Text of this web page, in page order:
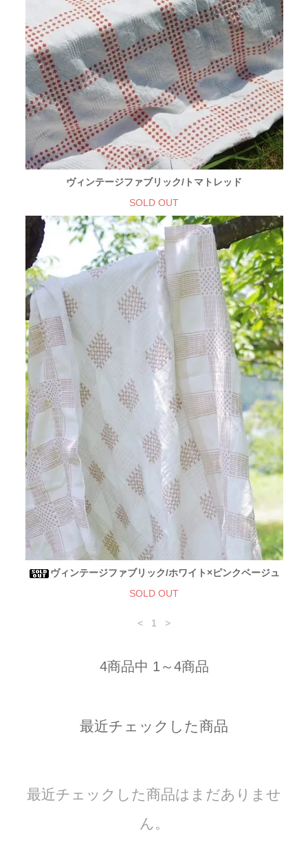
ヴィンテージファブリック/トマトレッド
SOLD OUT
ヴィンテージファブリック/ホワイト×ピンクベージュ
SOLD OUT
< 1 >
4商品中 1～4商品
最近チェックした商品
最近チェックした商品はまだありませ
ん。